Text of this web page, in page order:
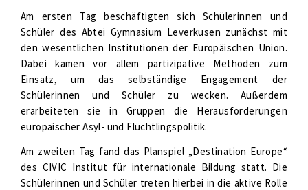
Am ersten Tag beschäftigten sich Schülerinnen und
Schüler des Abtei Gymnasium Leverkusen zunächst mit
den wesentlichen Institutionen der Europäischen Union.
Dabei kamen vor allem partizipative Methoden zum
Einsatz, um das selbständige Engagement der
Schülerinnen und Schüler zu wecken. Außerdem
erarbeiteten sie in Gruppen die Herausforderungen
europäischer Asyl- und Flüchtlingspolitik.
Am zweiten Tag fand das Planspiel „Destination Europe“
des CIVIC Institut für internationale Bildung statt. Die
Schülerinnen und Schüler treten hierbei in die aktive Rolle